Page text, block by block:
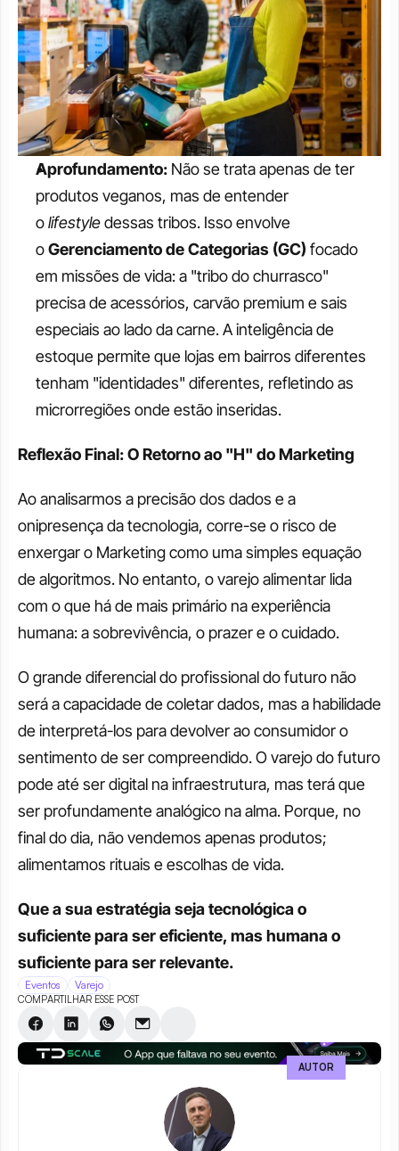
Aprofundamento: Não se trata apenas de ter
produtos veganos, mas de entender
o lifestyle dessas tribos. Isso envolve
o Gerenciamento de Categorias (GC) focado
em missões de vida: a "tribo do churrasco"
precisa de acessórios, carvão premium e sais
especiais ao lado da carne. A inteligência de
estoque permite que lojas em bairros diferentes
tenham "identidades" diferentes, refletindo as
microrregiões onde estão inseridas.
Reflexão Final: O Retorno ao "H" do Marketing
Ao analisarmos a precisão dos dados e a
onipresença da tecnologia, corre-se o risco de
enxergar o Marketing como uma simples equação
de algoritmos. No entanto, o varejo alimentar lida
com o que há de mais primário na experiência
humana: a sobrevivência, o prazer e o cuidado.
O grande diferencial do profissional do futuro não
será a capacidade de coletar dados, mas a habilidade
de interpretá-los para devolver ao consumidor o
sentimento de ser compreendido. O varejo do futuro
pode até ser digital na infraestrutura, mas terá que
ser profundamente analógico na alma. Porque, no
final do dia, não vendemos apenas produtos;
alimentamos rituais e escolhas de vida.
Que a sua estratégia seja tecnológica o
suficiente para ser eficiente, mas humana o
suficiente para ser relevante.
Eventos Varejo
COMPARTILHAR ESSE POST
AUTOR